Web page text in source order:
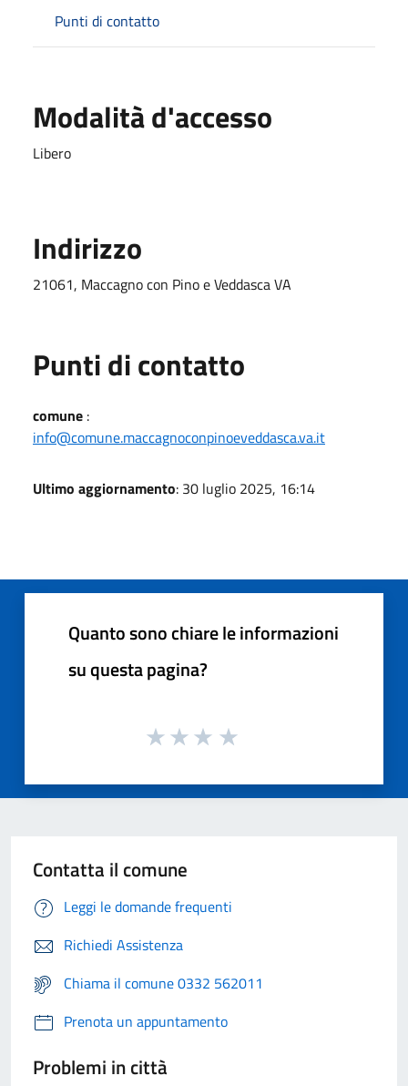
Punti di contatto
Modalità d'accesso
Libero
Indirizzo
21061, Maccagno con Pino e Veddasca VA
Punti di contatto
comune :
info@comune.maccagnoconpinoeveddasca.va.it
Ultimo aggiornamento: 30 luglio 2025, 16:14
Quanto sono chiare le informazioni
su questa pagina?
Contatta il comune
Leggi le domande frequenti
Richiedi Assistenza
Chiama il comune 0332 562011
Prenota un appuntamento
Problemi in città